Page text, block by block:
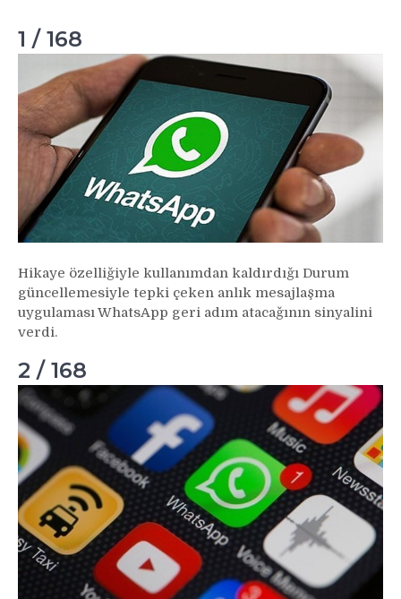
için
geri
adım
1 / 168
Hikaye özelliğiyle kullanımdan kaldırdığı Durum
güncellemesiyle tepki çeken anlık mesajlaşma
uygulaması WhatsApp geri adım atacağının sinyalini
verdi.
2 / 168